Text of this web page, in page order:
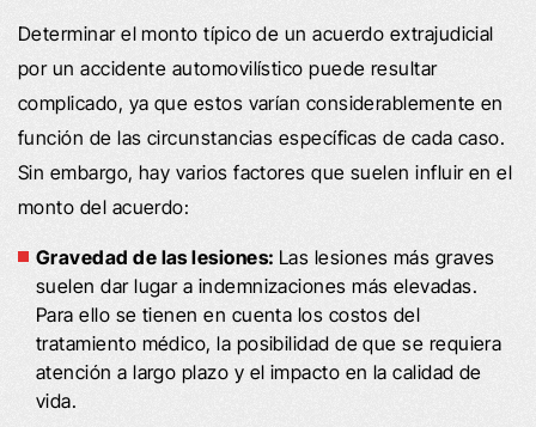
Determinar el monto típico de un acuerdo extrajudicial
por un accidente automovilístico puede resultar
complicado, ya que estos varían considerablemente en
función de las circunstancias específicas de cada caso.
Sin embargo, hay varios factores que suelen influir en el
monto del acuerdo:
Gravedad de las lesiones: Las lesiones más graves
suelen dar lugar a indemnizaciones más elevadas.
Para ello se tienen en cuenta los costos del
tratamiento médico, la posibilidad de que se requiera
atención a largo plazo y el impacto en la calidad de
vida.